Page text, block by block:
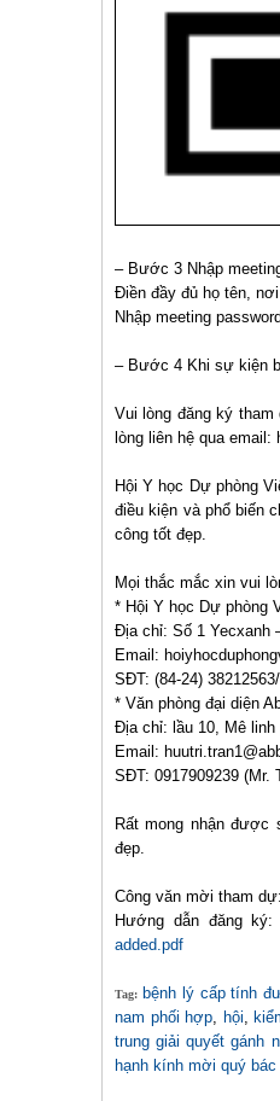
– Bước 3 Nhập
Điền đầy đủ họ tên,
Nhập meeting
– Bước 4 Khi sự kiện
Vui lòng đăng ký
lòng liên hệ qua email:
Hội Y học Dự phòng
điều kiện và phổ biến
công tốt đẹp.
Mọi thắc mắc xin vui
* Hội Y học Dự phòng
Địa chỉ: Số 1 Yecxanh
Email:
SĐT: (84-24)
* Văn phòng đại diện
Địa chỉ: lầu 10, Mê
Email:
SĐT: 0917909239 (Mr.
Rất mong nhận
đẹp.
Công văn mời tham dự:
Hướng dẫn đăng ký:
added.pdf
Tag: bệnh lý cấp tính
nam phối hợp, hội,
trung giải quyết gánh
hạnh kính mời quý